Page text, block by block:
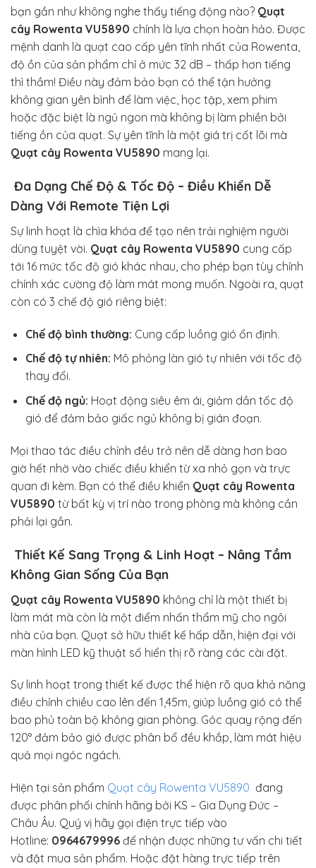
bạn gần như không nghe thấy tiếng động nào? Quạt
cây Rowenta VU5890 chính là lựa chọn hoàn hảo. Được
mệnh danh là quạt cao cấp yên tĩnh nhất của Rowenta,
độ ồn của sản phẩm chỉ ở mức 32 dB – thấp hơn tiếng
thì thầm! Điều này đảm bảo bạn có thể tận hưởng
không gian yên bình để làm việc, học tập, xem phim
hoặc đặc biệt là ngủ ngon mà không bị làm phiền bởi
tiếng ồn của quạt. Sự yên tĩnh là một giá trị cốt lõi mà
Quạt cây Rowenta VU5890 mang lại.
Đa Dạng Chế Độ & Tốc Độ – Điều Khiển Dễ
Dàng Với Remote Tiện Lợi
Sự linh hoạt là chìa khóa để tạo nên trải nghiệm người
dùng tuyệt vời. Quạt cây Rowenta VU5890 cung cấp
tới 16 mức tốc độ gió khác nhau, cho phép bạn tùy chỉnh
chính xác cường độ làm mát mong muốn. Ngoài ra, quạt
còn có 3 chế độ gió riêng biệt:
Chế độ bình thường: Cung cấp luồng gió ổn định.
Chế độ tự nhiên: Mô phỏng làn gió tự nhiên với tốc độ
thay đổi.
Chế độ ngủ: Hoạt động siêu êm ái, giảm dần tốc độ
gió để đảm bảo giấc ngủ không bị gián đoạn.
Mọi thao tác điều chỉnh đều trở nên dễ dàng hơn bao
giờ hết nhờ vào chiếc điều khiển từ xa nhỏ gọn và trực
quan đi kèm. Bạn có thể điều khiển Quạt cây Rowenta
VU5890 từ bất kỳ vị trí nào trong phòng mà không cần
phải lại gần.
Thiết Kế Sang Trọng & Linh Hoạt – Nâng Tầm
Không Gian Sống Của Bạn
Quạt cây Rowenta VU5890 không chỉ là một thiết bị
làm mát mà còn là một điểm nhấn thẩm mỹ cho ngôi
nhà của bạn. Quạt sở hữu thiết kế hấp dẫn, hiện đại với
màn hình LED kỹ thuật số hiển thị rõ ràng các cài đặt.
Sự linh hoạt trong thiết kế được thể hiện rõ qua khả năng
điều chỉnh chiều cao lên đến 1,45m, giúp luồng gió có thể
bao phủ toàn bộ không gian phòng. Góc quay rộng đến
120° đảm bảo gió được phân bổ đều khắp, làm mát hiệu
quả mọi ngóc ngách.
Hiện tại sản phẩm Quạt cây Rowenta VU5890 đang
được phân phối chính hãng bởi KS – Gia Dụng Đức –
Châu Âu. Quý vị hãy gọi điện trực tiếp vào
Hotline: 0964679996 để nhận được những tư vấn chi tiết
và đặt mua sản phẩm. Hoặc đặt hàng trực tiếp trên